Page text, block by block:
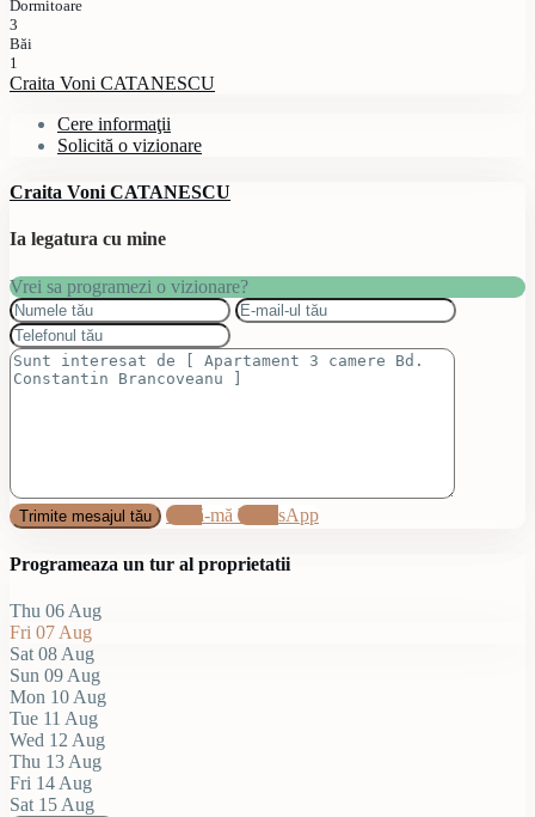
Dormitoare
3
Băi
1
Craita Voni CATANESCU
Cere informaţii
Solicită o vizionare
Craita Voni CATANESCU
Ia legatura cu mine
Vrei sa programezi o vizionare?
Sună-mă WhatsApp
Programeaza un tur al proprietatii
Thu 06 Aug
Fri 07 Aug
Sat 08 Aug
Sun 09 Aug
Mon 10 Aug
Tue 11 Aug
Wed 12 Aug
Thu 13 Aug
Fri 14 Aug
Sat 15 Aug